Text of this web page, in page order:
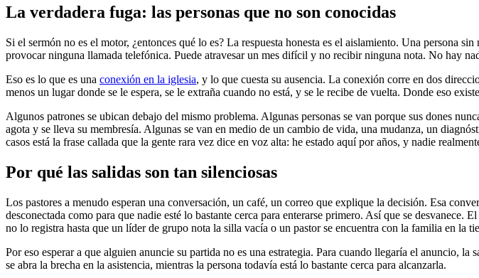
La verdadera fuga: las personas que no son conocidas
Si el sermón no es el motor, ¿entonces qué lo es? La respuesta honesta es el aislamiento. Una persona
provocar ninguna llamada telefónica. Puede atravesar un mes difícil y no recibir ninguna nota. No hay
Eso es lo que es una conexión en la iglesia, y lo que cuesta su ausencia. La conexión corre en dos
menos un lugar donde se le espera, se le extraña cuando no está, y se le recibe de vuelta. Donde eso
Algunos patrones se ubican debajo del mismo problema. Algunas personas se van porque sus dones
agota y se lleva su membresía. Algunas se van en medio de un cambio de vida, una mudanza, un
casos está la frase callada que la gente rara vez dice en voz alta: he estado aquí por años, y nadie
Por qué las salidas son tan silenciosas
Los pastores a menudo esperan una conversación, un café, un correo que explique la decisión. Esa
desconectada como para que nadie esté lo bastante cerca para enterarse primero. Así que se
no lo registra hasta que un líder de grupo nota la silla vacía o un pastor se encuentra con la familia en la
Por eso esperar a que alguien anuncie su partida no es una estrategia. Para cuando llegaría el anuncio,
se abra la brecha en la asistencia, mientras la persona todavía está lo bastante cerca para alcanzarla.